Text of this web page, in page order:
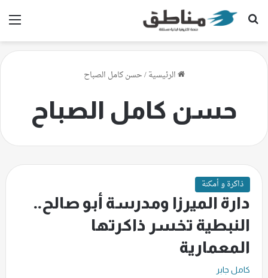
بحث عن
الرئيسية/حسن كامل الصباح
حسن كامل الصباح
ذاكرة و أمكنة
دارة الميرزا ومدرسة أبو صالح..
النبطية تخسر ذاكرتها
المعمارية
كامل جابر